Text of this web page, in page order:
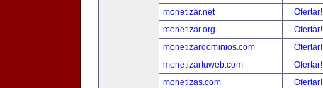
monetizar.net
Ofertar!
monetizar.org
Ofertar!
monetizardominios.com
Ofertar!
monetizartuweb.com
Ofertar!
monetizas.com
Ofertar!